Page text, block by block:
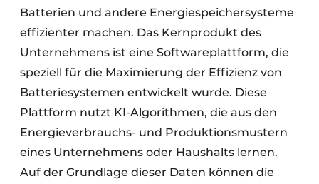
Batterien und andere Energiespeichersysteme
effizienter machen. Das Kernprodukt des
Unternehmens ist eine Softwareplattform, die
speziell für die Maximierung der Effizienz von
Batteriesystemen entwickelt wurde. Diese
Plattform nutzt KI-Algorithmen, die aus den
Energieverbrauchs- und Produktionsmustern
eines Unternehmens oder Haushalts lernen.
Auf der Grundlage dieser Daten können die